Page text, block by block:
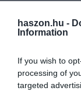
haszon.hu -
Information
If you wish to
processing of
targeted
biztonságban
bankbetétek
dátumhoz tudod